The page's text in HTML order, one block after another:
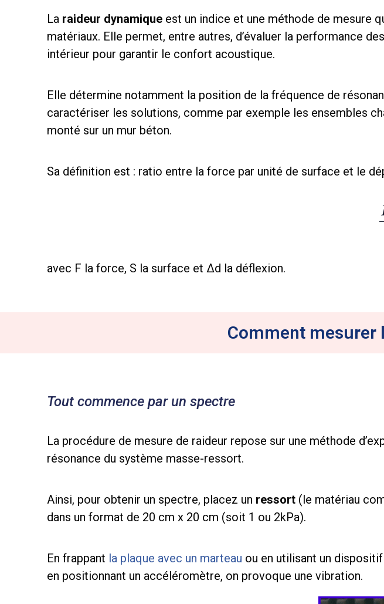
La raideur dynamique est un indice et une méthode de mesure
matériaux. Elle permet, entre autres, d’évaluer la performance
intérieur pour garantir le confort acoustique.
Elle détermine notamment la position de la fréquence de
caractériser les solutions, comme par exemple les ensembles
monté sur un mur béton.
Sa définition est : ratio entre la force par unité de surface et le
avec F la force, S la surface et Δd la déflexion.
Comment mesurer
Tout commence par un spectre
La procédure de mesure de raideur repose sur une méthode
résonance du système masse-ressort.
Ainsi, pour obtenir un spectre, placez un ressort (le matériau
dans un format de 20 cm x 20 cm (soit 1 ou 2kPa).
En frappant la plaque avec un marteau ou en utilisant un
en positionnant un accéléromètre, on provoque une vibration.